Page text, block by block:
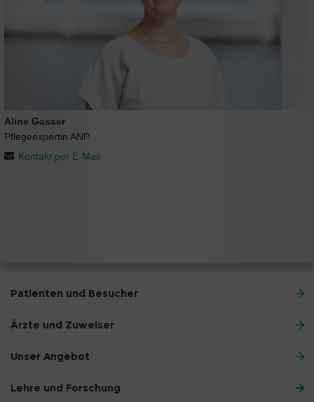
Aline Gasser
Pflegeexpertin ANP
Kontakt per E-Mail
Patienten und Besucher
Ärzte und Zuweiser
Unser Angebot
Lehre und Forschung